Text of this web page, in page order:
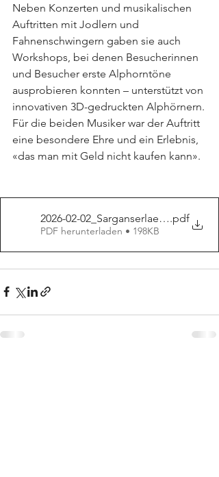
Neben Konzerten und musikalischen
Auftritten mit Jodlern und
Fahnenschwingern gaben sie auch
Workshops, bei denen Besucherinnen
und Besucher erste Alphorntöne
ausprobieren konnten – unterstützt von
innovativen 3D-gedruckten Alphörnern.
Für die beiden Musiker war der Auftritt
eine besondere Ehre und ein Erlebnis,
«das man mit Geld nicht kaufen kann».
2026-02-02_Sarganserlaender_Seite_3
.pdf
PDF herunterladen • 198KB